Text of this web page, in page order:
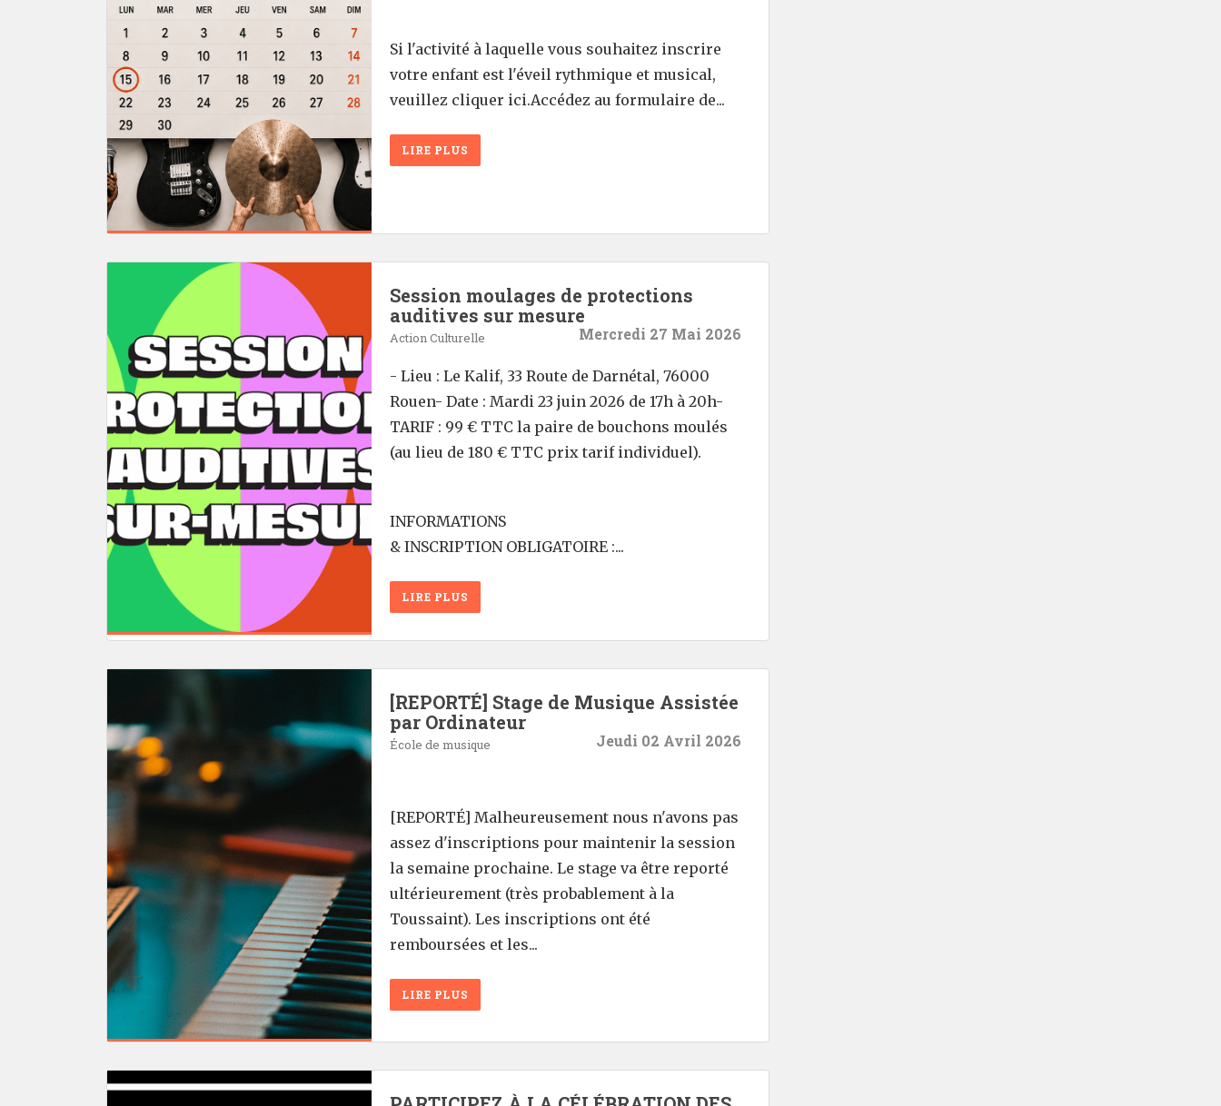
Si l'activité à laquelle vous souhaitez inscrire
votre enfant est l'éveil rythmique et musical,
veuillez cliquer ici.Accédez au formulaire de...
LIRE PLUS
Session moulages de protections
auditives sur mesure
Action Culturelle Mercredi 27 Mai 2026
- Lieu : Le Kalif, 33 Route de Darnétal, 76000
Rouen- Date : Mardi 23 juin 2026 de 17h à 20h-
TARIF : 99 € TTC la paire de bouchons moulés
(au lieu de 180 € TTC prix tarif individuel).
INFORMATIONS
& INSCRIPTION OBLIGATOIRE :...
LIRE PLUS
[REPORTÉ] Stage de Musique Assistée
par Ordinateur
École de musique Jeudi 02 Avril 2026
[REPORTÉ] Malheureusement nous n'avons pas
assez d'inscriptions pour maintenir la session
la semaine prochaine. Le stage va être reporté
ultérieurement (très probablement à la
Toussaint). Les inscriptions ont été
remboursées et les...
LIRE PLUS